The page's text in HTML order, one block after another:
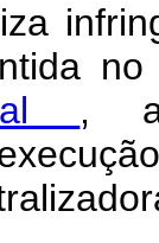
, a